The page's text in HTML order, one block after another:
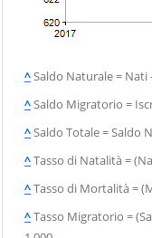
^Saldo Naturale =
^Saldo Migratorio =
^Saldo Totale = Saldo
^Tasso di Natalità =
^Tasso di Mortalità =
^Tasso Migratorio =